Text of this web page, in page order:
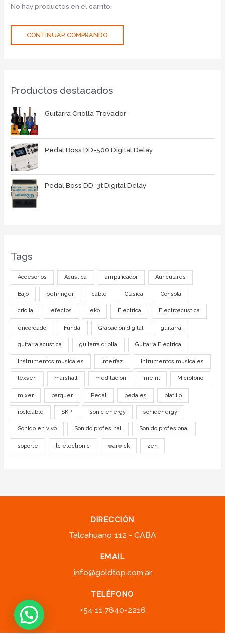
No hay productos en el carrito.
CONTINUAR COMPRANDO
Productos destacados
Guitarra Criolla Trovador
Pedal Boss DD-500 Digital Delay
Pedal Boss DD-3t Digital Delay
Tags
Accesorios Acustica amplificador Auriculares
Bajo behringer cable Clasica Consola
criolla efectos eko Electrica Electroacustica
encordado Funda Grabación digital guitarra
guitarra acustica guitarra criolla Guitarra Electrica
Instrumentos musicales interfaz Intrumentos musicales
lexsen marshall meditacion meinl Microfono
mixer parquer Pedal pedales platillo
rockcable SKP sonic energy sonicenergy
Sonido en vivo Sonido profesinal Sonido profesional
soporte tc electronic warwick zen
DIRECCIÓN
Talcahuano 112 - CABA
EMAIL
info@goldtop.com.ar
TELÉFONO
+54 11 7640-2216